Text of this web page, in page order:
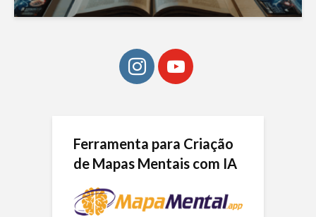
Ferramenta para Criação
de Mapas Mentais com IA